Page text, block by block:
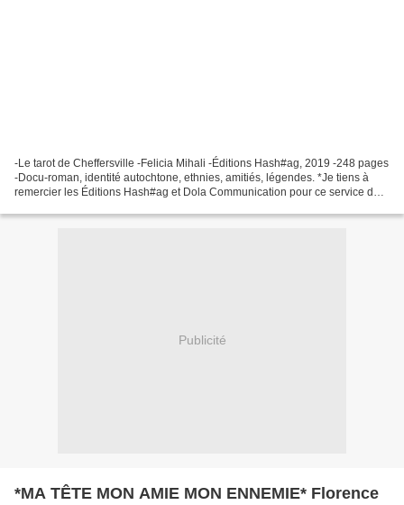
-Le tarot de Cheffersville -Felicia Mihali -Éditions Hash#ag, 2019 -248 pages
-Docu-roman, identité autochtone, ethnies, amitiés, légendes. *Je tiens à
remercier les Éditions Hash#ag et Dola Communication pour ce service de
Publicité
*MA TÊTE MON AMIE MON ENNEMIE* Florence